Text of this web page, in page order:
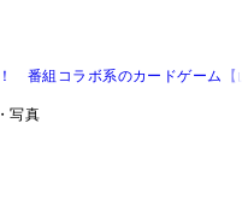
番組コラボ系のカードゲーム【
写真